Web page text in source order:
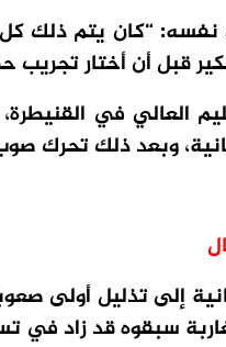
“كان يتم ذلك
قبل أن أختار
العالي في
وبعد ذلك تحرك
إلى تذليل أولى
سبقوه قد زاد في